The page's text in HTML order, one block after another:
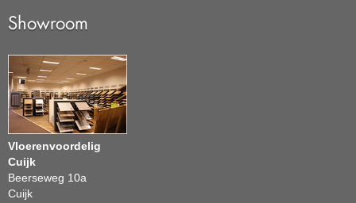
Showroom
Vloerenvoordelig
Cuijk
Beerseweg 10a
Cuijk